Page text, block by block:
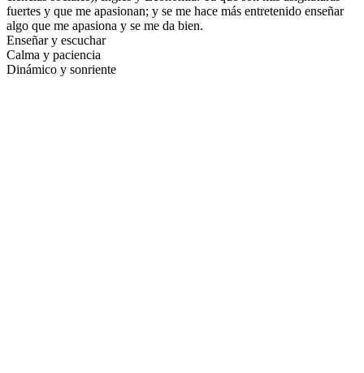
fuertes y que me apasionan; y se me hace más entretenido enseñar
algo que me apasiona y se me da bien.
Enseñar y escuchar
Calma y paciencia
Dinámico y sonriente